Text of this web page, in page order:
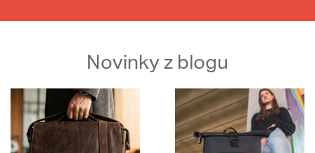
Novinky z blogu